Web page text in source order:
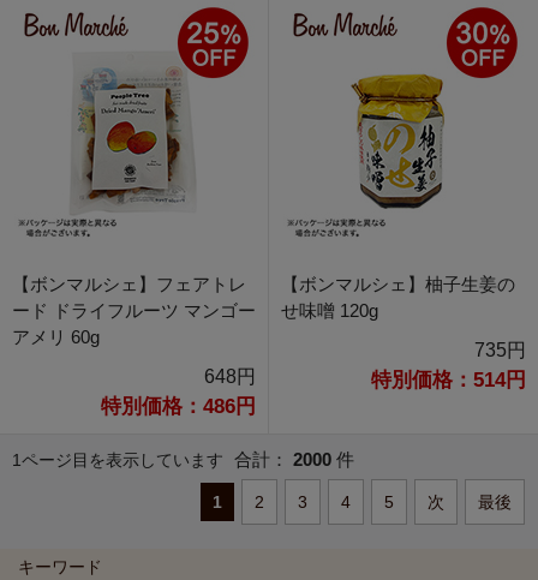
【ボンマルシェ】フェアトレ
ード ドライフルーツ マンゴー
アメリ 60g
648円
特別価格：486円
【ボンマルシェ】柚子生姜の
せ味噌 120g
735円
特別価格：514円
1ページ目を表示しています 合計： 2000 件
1 2 3 4 5 次 最後
キーワード